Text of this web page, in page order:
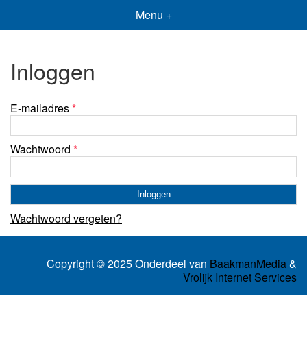
Menu +
Inloggen
E-mailadres*
Wachtwoord *
Wachtwoord vergeten?
Copyright © 2025 Onderdeel van BaakmanMedia&
Vrolijk Internet Services